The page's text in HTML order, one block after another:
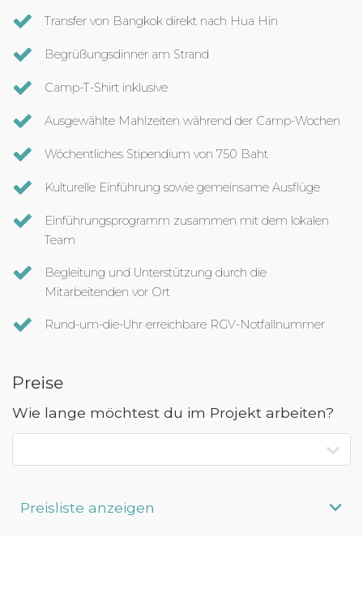
Transfer von Bangkok direkt nach Hua Hin
Begrüßungsdinner am Strand
Camp-T-Shirt inklusive
Ausgewählte Mahlzeiten während der Camp-Wochen
Wöchentliches Stipendium von 750 Baht
Kulturelle Einführung sowie gemeinsame Ausflüge
Einführungsprogramm zusammen mit dem lokalen
Team
Begleitung und Unterstützung durch die
Mitarbeitenden vor Ort
Rund-um-die-Uhr erreichbare RGV-Notfallnummer
Preise
Wie lange möchtest du im Projekt arbeiten?
Preisliste anzeigen